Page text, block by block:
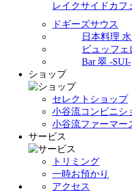
レイクサイドカフ
ドギーズサウス
日本料理
ビュッフ
Bar 翠 -SUI-
ショップ
セレクトショップ
小谷流コンビニシ
小谷流ファーマー
サービス
トリミング
一時お預かり
アクセス